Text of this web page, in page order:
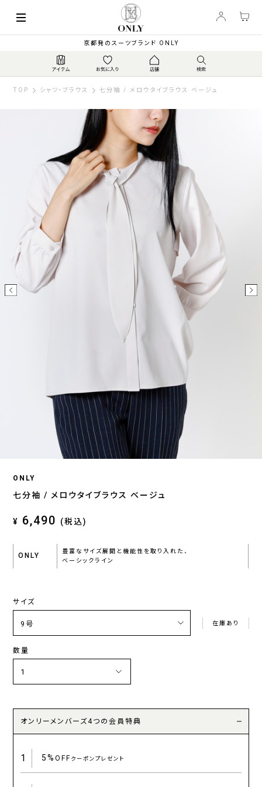
京都発のスーツブランド ONLY
TOP シャツ・ブラウス 七分袖 / メロウタイブラウス ベージュ
ONLY
七分袖 / メロウタイブラウス ベージュ
¥ 6,490 (税込)
ONLY
豊富なサイズ展開と機能性を取り入れた、
ベーシックライン
サイズ
在庫あり
数量
オンリーメンバーズ4つの会員特典
1 5%OFFクーポンプレゼント